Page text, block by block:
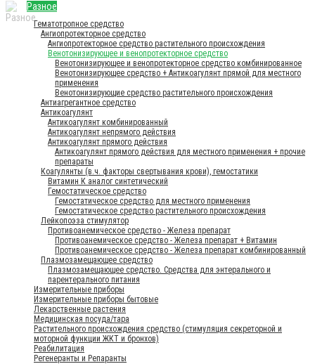
Разное
Гематотропное средство
Ангиопротекторное средство
Ангиопротекторное средство растительного происхождения
Венотонизирующее и венопротекторное средство
Венотонизирующее и венопротекторное средство комбинированное
Венотонизирующее средство + Антикоагулянт прямой для местного
применения
Венотонизирующие средство растительного происхождения
Антиагрегантное средство
Антикоагулянт
Антикоагулянт комбинированный
Антикоагулянт непрямого действия
Антикоагулянт прямого действия
Антикоагулянт прямого действия для местного применения + прочие
препараты
Коагулянты (в.ч. факторы свертывания крови), гемостатики
Витамин К аналог синтетический
Гемостатическое средство
Гемостатическое средство для местного применения
Гемостатическое средство растительного происхождения
Лейкопоэза стимулятор
Противоанемическое средство - Железа препарат
Противоанемическое средство - Железа препарат + Витамин
Противоанемическое средство - Железа препарат комбинированный
Плазмозамещающее средство
Плазмозамещающее средство. Средства для энтерального и
парентерального питания
Измерительные приборы
Измерительные приборы бытовые
Лекарственные растения
Медицинская посуда/тара
Растительного происхождения средство (стимуляция секреторной и
моторной функции ЖКТ и бронхов)
Реабилитация
Регенеранты и Репаранты